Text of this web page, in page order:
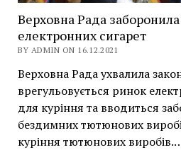
Верховна Рада
електронних сигарет
BY ADMIN ON 16.12.2021
Верховна Рада ухвалила
врегульовується ринок
для куріння та вводиться
бездимних тютюнових
куріння тютюнових